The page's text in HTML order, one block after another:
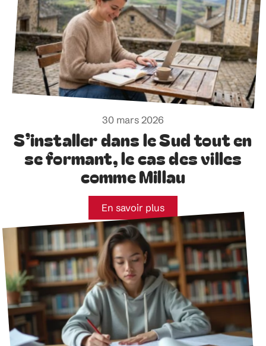
30 mars 2026
S’installer dans le Sud tout en
se formant, le cas des villes
comme Millau
En savoir plus